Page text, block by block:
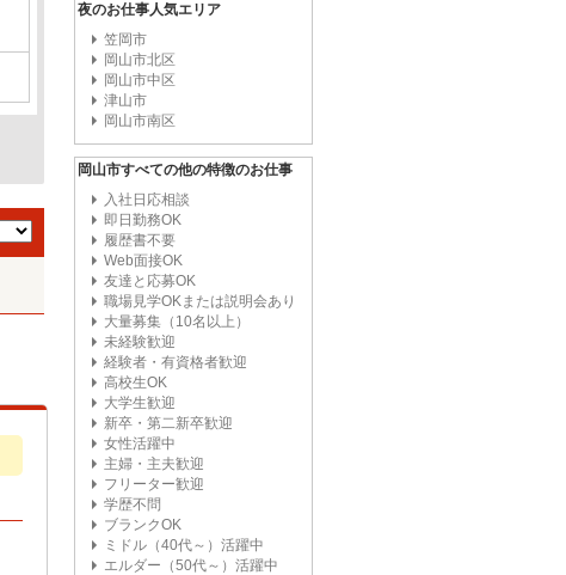
夜のお仕事人気エリア
笠岡市
岡山市北区
岡山市中区
津山市
岡山市南区
岡山市すべての他の特徴のお仕事
入社日応相談
即日勤務OK
履歴書不要
Web面接OK
友達と応募OK
職場見学OKまたは説明会あり
大量募集（10名以上）
未経験歓迎
経験者・有資格者歓迎
高校生OK
大学生歓迎
新卒・第二新卒歓迎
女性活躍中
主婦・主夫歓迎
フリーター歓迎
学歴不問
ブランクOK
ミドル（40代～）活躍中
エルダー（50代～）活躍中